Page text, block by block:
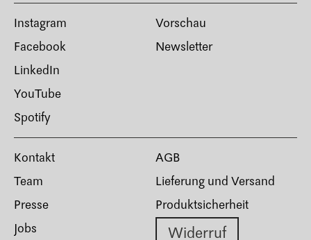
Instagram
Facebook
LinkedIn
YouTube
Spotify
Vorschau
Newsletter
Kontakt
Team
Presse
Jobs
AGB
Lieferung und Versand
Produktsicherheit
Widerruf